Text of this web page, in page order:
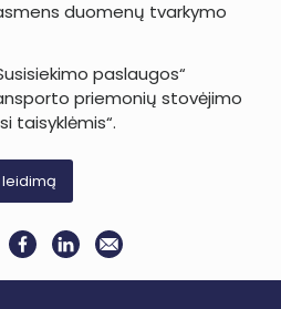
duomenų tvarkymo
paslaugos“
priemonių stovėjimo
taisyklėmis“.